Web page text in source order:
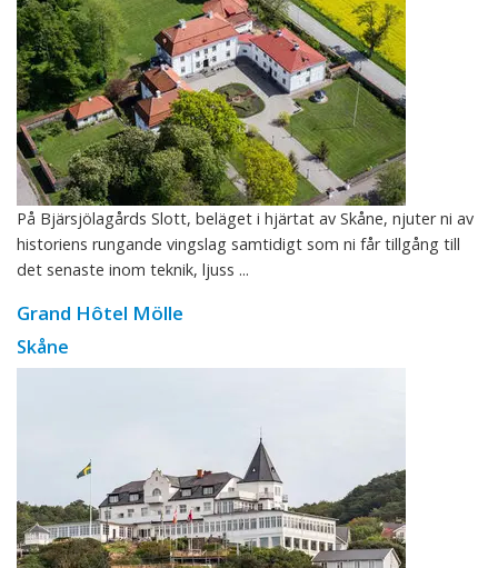
På Bjärsjölagårds Slott, beläget i hjärtat av Skåne, njuter ni av
historiens rungande vingslag samtidigt som ni får tillgång till
det senaste inom teknik, ljuss ...
Grand Hôtel Mölle
Skåne